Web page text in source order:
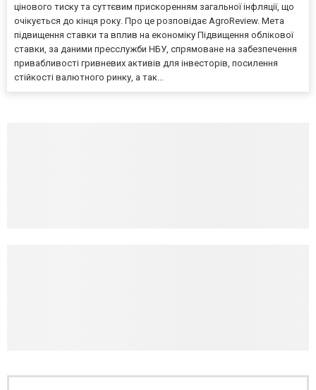
цінового тиску та суттєвим прискоренням загальної інфляції, що
очікується до кінця року. Про це розповідає AgroReview. Мета
підвищення ставки та вплив на економіку Підвищення облікової
ставки, за даними пресслужби НБУ, спрямоване на забезпечення
привабливості гривневих активів для інвесторів, посилення
стійкості валютного ринку, а так...